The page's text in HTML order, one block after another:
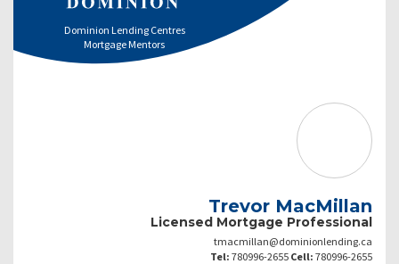
Dominion Lending Centres
Mortgage Mentors
Trevor MacMillan
Licensed Mortgage Professional
tmacmillan@dominionlending.ca
Tel: 780996-2655 Cell: 780996-2655